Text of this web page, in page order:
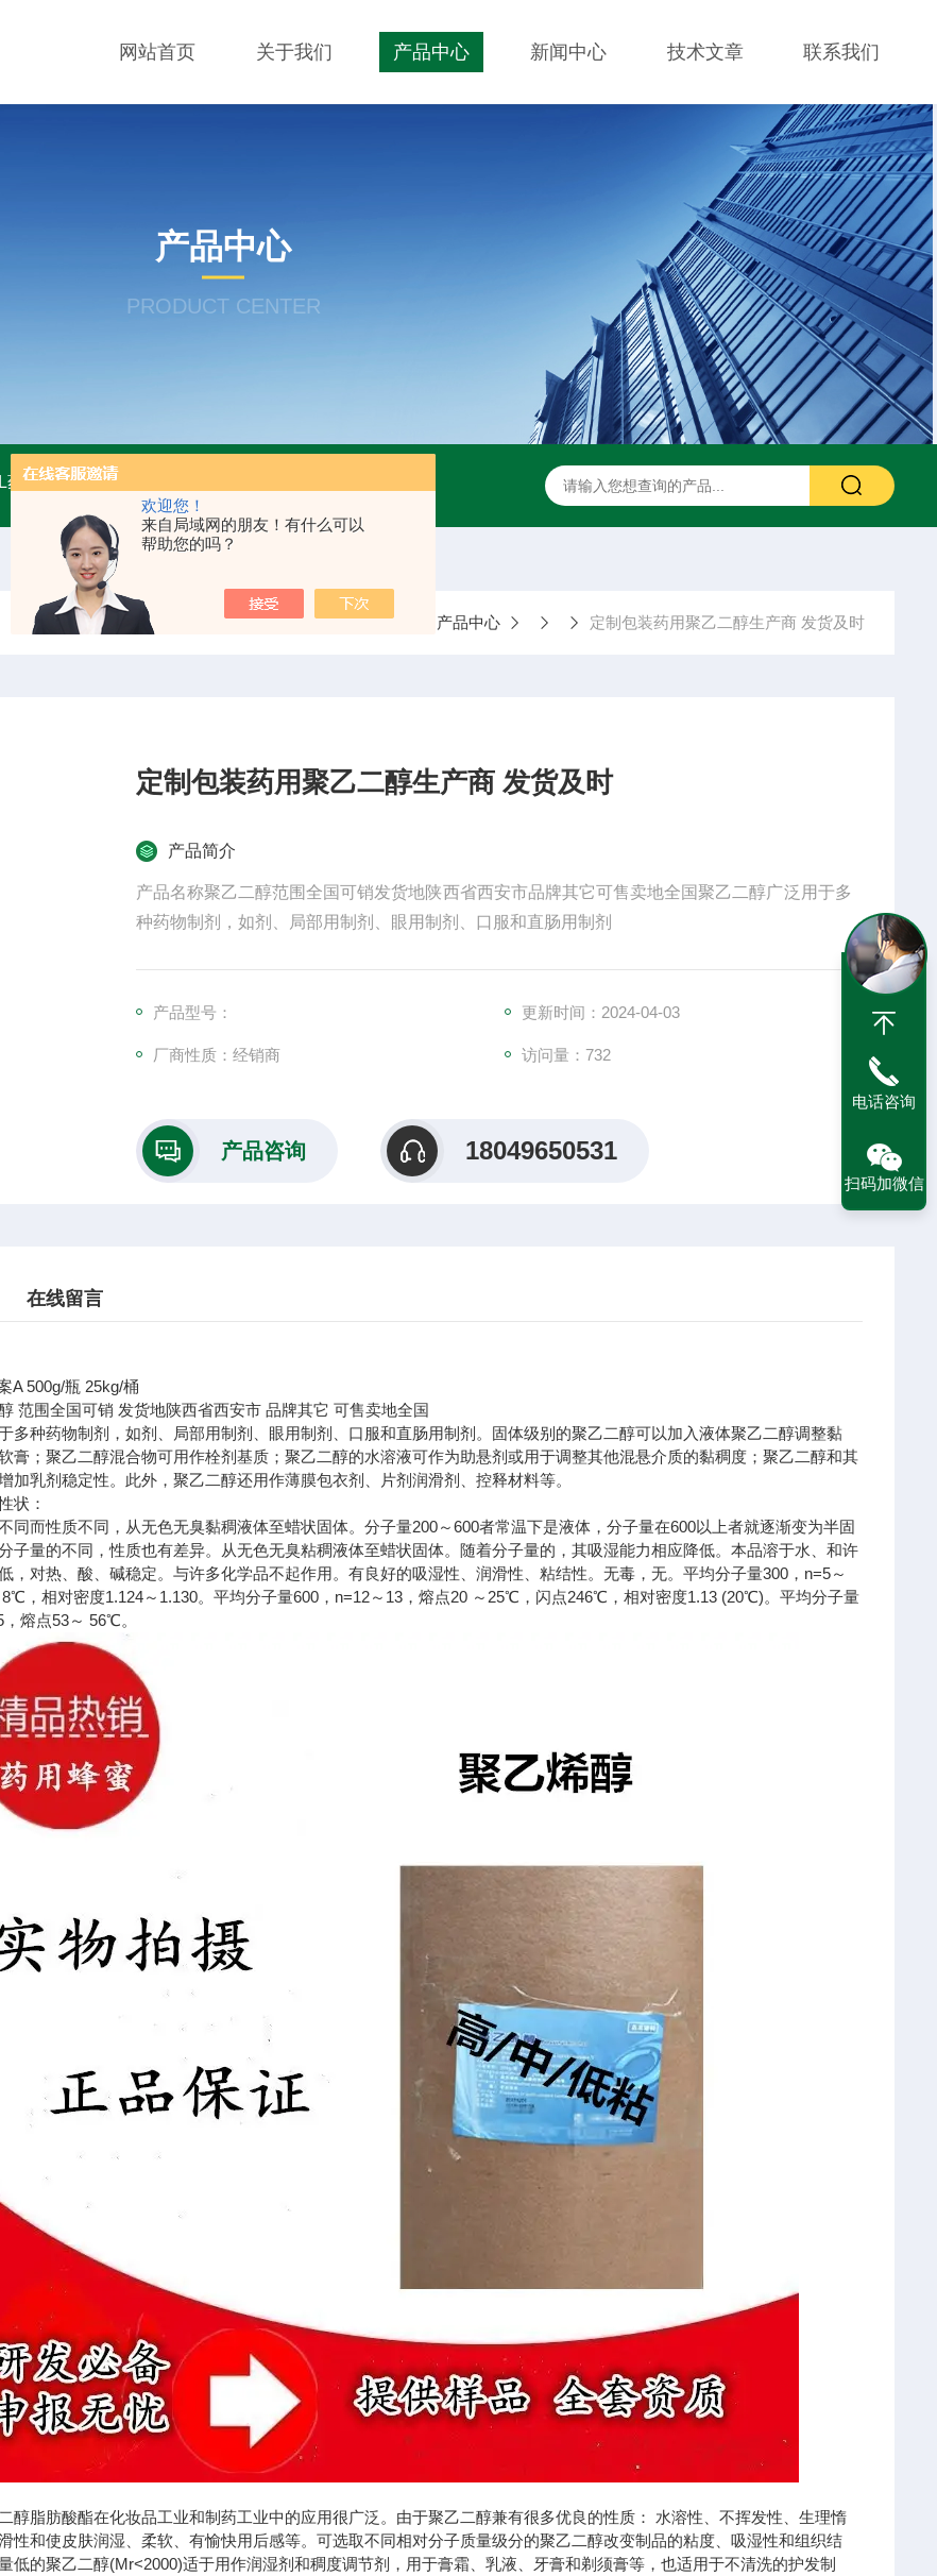
欢迎您！
来自局域网的朋友！有什么可以
帮助您的吗？
网站首页 关于我们 产品中心 新闻中心 技术文章 联系我们
产品中心
PRODUCT CENTER
药用甘油 A45555药用级辅料壳聚糖 增稠剂类别 药用甘露醇 药用羟苯丙酯 药用阿拉伯胶
当前位置：首页 产品中心 定制包装药用聚乙二醇生产商 发货及时
定制包装药用聚乙二醇生产商 发货及时
产品简介
产品名称聚乙二醇范围全国可销发货地陕西省西安市品牌其它可售卖地全国聚乙二醇广泛用于多
种药物制剂，如剂、局部用制剂、眼用制剂、口服和直肠用制剂
产品型号： 更新时间：2024-04-03
厂商性质：经销商 访问量：732
产品咨询 18049650531
在线留言
A 500g/瓶 25kg/桶
范围全国可销 发货地陕西省西安市 品牌其它 可售卖地全国
多种药物制剂，如剂、局部用制剂、眼用制剂、口服和直肠用制剂。固体级别的聚乙二醇可以加入液体聚乙二醇调整黏
膏；聚乙二醇混合物可用作栓剂基质；聚乙二醇的水溶液可作为助悬剂或用于调整其他混悬介质的黏稠度；聚乙二醇和其
加乳剂稳定性。此外，聚乙二醇还用作薄膜包衣剂、片剂润滑剂、控释材料等。
状：
同而性质不同，从无色无臭黏稠液体至蜡状固体。分子量200～600者常温下是液体，分子量在600以上者就逐渐变为半固
子量的不同，性质也有差异。从无色无臭粘稠液体至蜡状固体。随着分子量的，其吸湿能力相应降低。本品溶于水、和许
，对热、酸、碱稳定。与许多化学品不起作用。有良好的吸湿性、润滑性、粘结性。无毒，无。平均分子量300，n=5～
8℃，相对密度1.124～1.130。平均分子量600，n=12～13，熔点20 ～25℃，闪点246℃，相对密度1.13 (20℃)。平均分子量
熔点53～ 56℃。
醇脂肪酸酯在化妆品工业和制药工业中的应用很广泛。由于聚乙二醇兼有很多优良的性质： 水溶性、不挥发性、生理惰
性和使皮肤润湿、柔软、有愉快用后感等。可选取不同相对分子质量级分的聚乙二醇改变制品的粘度、吸湿性和组织结
低的聚乙二醇(Mr<2000)适于用作润湿剂和稠度调节剂，用于膏霜、乳液、牙膏和剃须膏等，也适用于不清洗的护发制
电话咨询
扫码加微信